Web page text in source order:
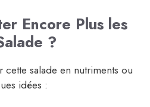
Encore Plus les
?
cette salade en nutriments ou
idées :